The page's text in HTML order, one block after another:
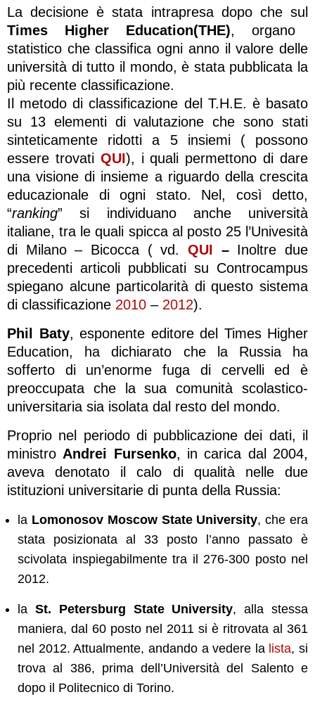
La decisione è stata intrapresa dopo che sul
Times Higher Education(THE), organo
statistico che classifica ogni anno il valore delle
università di tutto il mondo, è stata pubblicata la
più recente classificazione.
Il metodo di classificazione del T.H.E. è basato
su 13 elementi di valutazione che sono stati
sinteticamente ridotti a 5 insiemi ( possono
essere trovatiQUI), i quali permettono di dare
una visione di insieme a riguardo della crescita
educazionale di ogni stato. Nel, così detto,
“ranking” si individuano anche università
italiane, tra le quali spicca al posto 25 l’Univesità
di Milano – Bicocca ( vd. QUI – Inoltre due
precedenti articoli pubblicati su Controcampus
spiegano alcune particolarità di questo sistema
di classificazione 2010 – 2012).
Phil Baty, esponente editore del Times Higher
Education, ha dichiarato che la Russia ha
sofferto di un’enorme fuga di cervelli ed è
preoccupata che la sua comunità scolastico-
universitaria sia isolata dal resto del mondo.
Proprio nel periodo di pubblicazione dei dati, il
ministro Andrei Fursenko, in carica dal 2004,
aveva denotato il calo di qualità nelle due
istituzioni universitarie di punta della Russia:
la Lomonosov Moscow State University, che era
stata posizionata al 33 posto l’anno passato è
scivolata inspiegabilmente tra il 276-300 posto nel
2012.
la St. Petersburg State University, alla stessa
maniera, dal 60 posto nel 2011 si è ritrovata al 361
nel 2012. Attualmente, andando a vedere lalista, si
trova al 386, prima dell’Università del Salento e
dopo il Politecnico di Torino.